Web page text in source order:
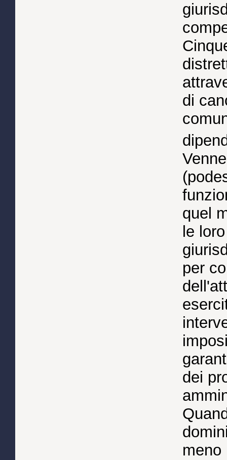
di
quel
le
per
dei
meno